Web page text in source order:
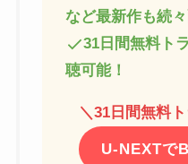
など最新作も続々
31日間無料ト
聴可能！
＼31日間無料
U-NEXTで